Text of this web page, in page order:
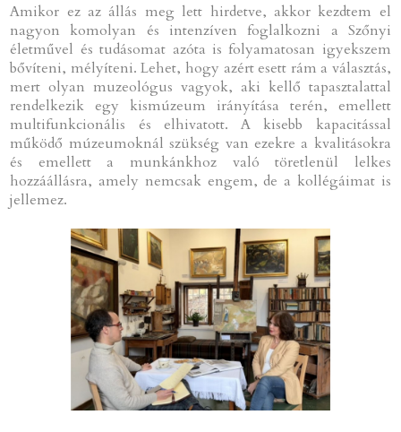
Amikor ez az állás meg lett hirdetve, akkor kezdtem el
nagyon komolyan és intenzíven foglalkozni a Szőnyi
életművel és tudásomat azóta is folyamatosan igyekszem
bővíteni, mélyíteni. Lehet, hogy azért esett rám a választás,
mert olyan muzeológus vagyok, aki kellő tapasztalattal
rendelkezik egy kismúzeum irányítása terén, emellett
multifunkcionális és elhivatott. A kisebb kapacitással
működő múzeumoknál szükség van ezekre a kvalitásokra
és emellett a munkánkhoz való töretlenül lelkes
hozzáállásra, amely nemcsak engem, de a kollégáimat is
jellemez.